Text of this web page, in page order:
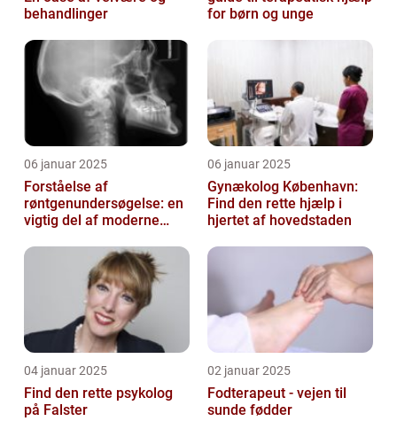
behandlinger
for børn og unge
06 januar 2025
Forståelse af
røntgenundersøgelse: en
vigtig del af moderne
06 januar 2025
Gynækolog København:
Find den rette hjælp i
hjertet af hovedstaden
04 januar 2025
Find den rette psykolog
på Falster
02 januar 2025
Fodterapeut - vejen til
sunde fødder